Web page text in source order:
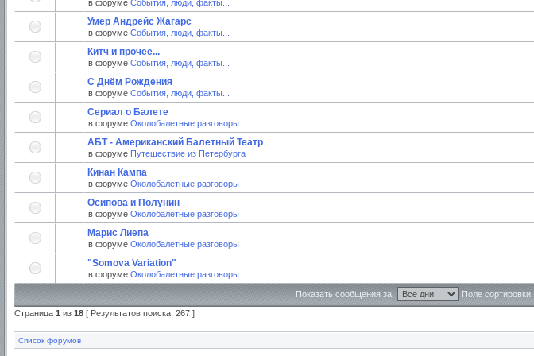
в форуме События, люди, факты...
Умер Андрейс Жагарс
в форуме События, люди, факты...
Китч и прочее...
в форуме События, люди, факты...
С Днём Рождения
в форуме События, люди, факты...
Сериал о Балете
в форуме Околобалетные разговоры
АБТ - Американский Балетный Театр
в форуме Путешествие из Петербурга
Кинан Кампа
в форуме Околобалетные разговоры
Осипова и Полунин
в форуме Околобалетные разговоры
Марис Лиепа
в форуме Околобалетные разговоры
"Somova Variation"
в форуме Околобалетные разговоры
Показать сообщения за:
Поле сортировки:
Страница 1 из 18 [ Результатов поиска: 267 ]
Список форумов